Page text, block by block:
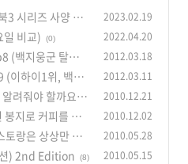
3 시리즈 사양 비
(6)
2023.02.19
일 비교) (0) 2022.04.20
(백지웅군 탈락,
)
(2)
2012.03.18
(이하이1위, 백아
2012.03.11
려줘야 할까요? 2010.12.21
봉지로 커피를 저
2010.12.02
토랑은 상상만 해
2010.05.28
) 2nd Edition (8) 2010.05.15